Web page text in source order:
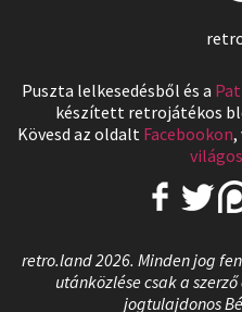
Puszta lelkesedésből és a
készített retrojátékos
Kövesd az oldalt Facebookon,
világos
retro.land 2026. Minden jog
utánközlése csak a
jogtulajdonos